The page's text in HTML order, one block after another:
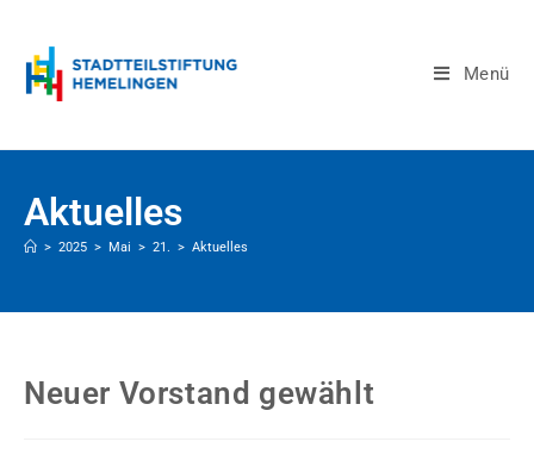
Menü
Aktuelles
> 2025 > Mai > 21. > Aktuelles
Neuer Vorstand gewählt